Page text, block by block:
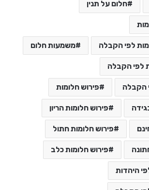
חלום על תנין
לפי הקבלה משמעות חלום
לפי הקבלה
הקבלה פירוש חלומות
פירוש חלומות הריון
פירוש חלומות חתול
פירוש חלומות כלב
היהדות